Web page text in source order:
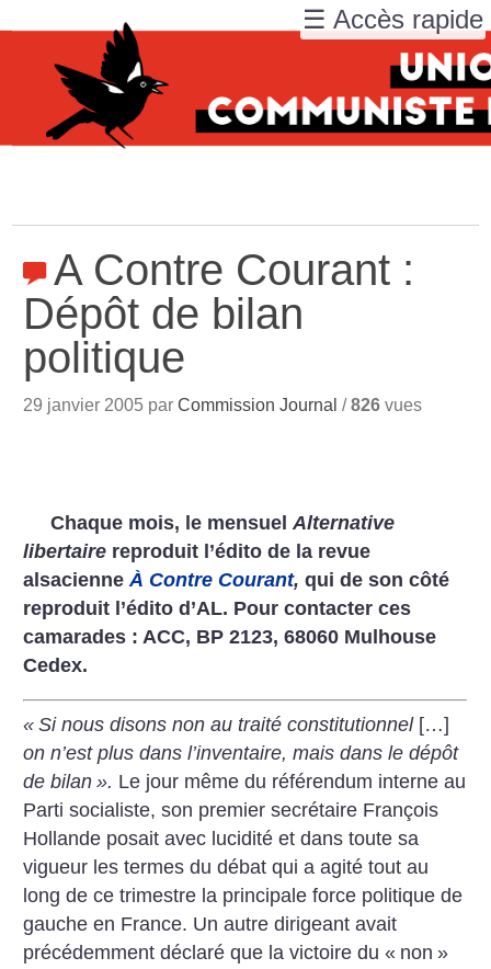
A Contre Courant :
Dépôt de bilan
politique
29 janvier 2005 parCommission Journal /826 vues
Chaque mois, le mensuelAlternative
libertaire reproduit l’édito de la revue
alsacienneÀ Contre Courant, qui de son côté
reproduit l’édito d’AL. Pour contacter ces
camarades : ACC, BP 2123, 68060 Mulhouse
Cedex.
« Si nous disons non au traité constitutionnel[…]
on n’est plus dans l’inventaire, mais dans le dépôt
de bilan ». Le jour même du référendum interne au
Parti socialiste, son premier secrétaire François
Hollande posait avec lucidité et dans toute sa
vigueur les termes du débat qui a agité tout au
long de ce trimestre la principale force politique de
gauche en France. Un autre dirigeant avait
précédemment déclaré que la victoire du « non »
☰ Accès rapide